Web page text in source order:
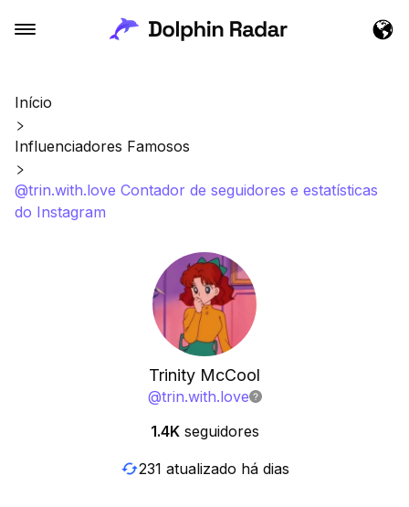
Início
Influenciadores Famosos
@trin.with.love Contador de seguidores e estatísticas
do Instagram
Trinity McCool
@trin.with.love
1.4K seguidores
231 atualizado há dias